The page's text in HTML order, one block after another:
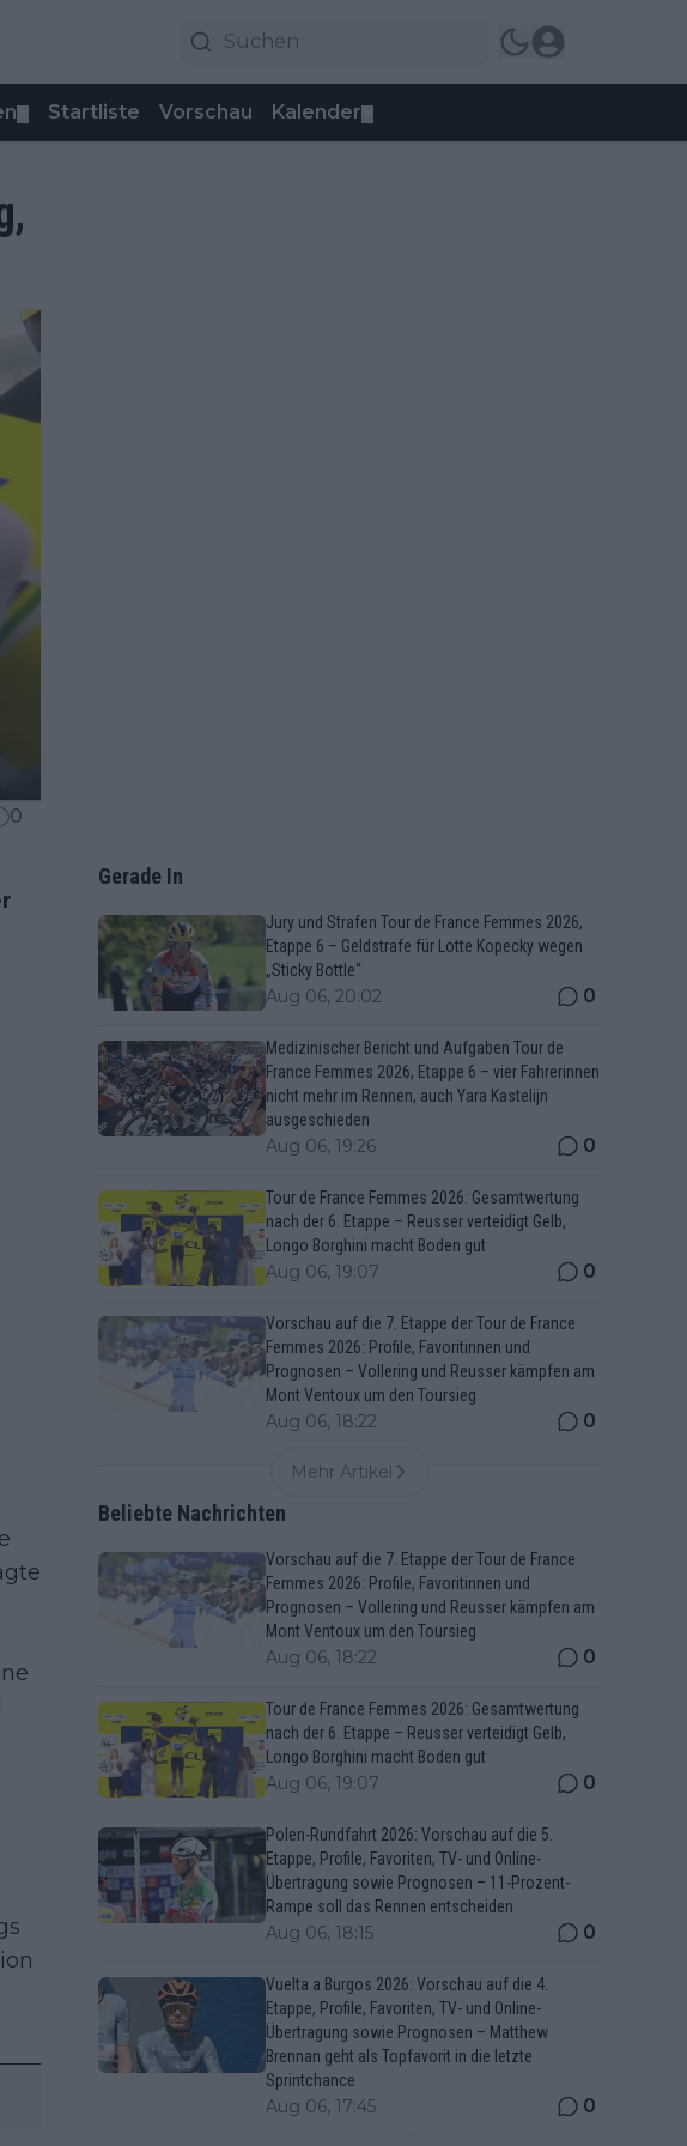
Startliste Vorschau Kalender
0
Gerade In
Jury und Strafen Tour de France Femmes 2026,
Etappe 6 – Geldstrafe für Lotte Kopecky wegen
„Sticky Bottle“
Aug 06, 20:02 0
Medizinischer Bericht und Aufgaben Tour de
France Femmes 2026, Etappe 6 – vier Fahrerinnen
nicht mehr im Rennen, auch Yara Kastelijn
ausgeschieden
Aug 06, 19:26 0
Tour de France Femmes 2026: Gesamtwertung
nach der 6. Etappe – Reusser verteidigt Gelb,
Longo Borghini macht Boden gut
Aug 06, 19:07 0
Vorschau auf die 7. Etappe der Tour de France
Femmes 2026: Profile, Favoritinnen und
Prognosen – Vollering und Reusser kämpfen am
Mont Ventoux um den Toursieg
Aug 06, 18:22 0
Mehr Artikel
Beliebte Nachrichten
Vorschau auf die 7. Etappe der Tour de France
Femmes 2026: Profile, Favoritinnen und
Prognosen – Vollering und Reusser kämpfen am
Mont Ventoux um den Toursieg
Aug 06, 18:22 0
Tour de France Femmes 2026: Gesamtwertung
nach der 6. Etappe – Reusser verteidigt Gelb,
Longo Borghini macht Boden gut
Aug 06, 19:07 0
Polen-Rundfahrt 2026: Vorschau auf die 5.
Etappe, Profile, Favoriten, TV- und Online-
Übertragung sowie Prognosen – 11-Prozent-
Rampe soll das Rennen entscheiden
Aug 06, 18:15 0
Vuelta a Burgos 2026: Vorschau auf die 4.
Etappe, Profile, Favoriten, TV- und Online-
Übertragung sowie Prognosen – Matthew
Brennan geht als Topfavorit in die letzte
Sprintchance
Aug 06, 17:45 0